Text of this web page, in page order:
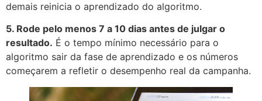
demais reinicia o aprendizado do algoritmo.
5. Rode pelo menos 7 a 10 dias antes de julgar o
resultado. É o tempo mínimo necessário para o
algoritmo sair da fase de aprendizado e os números
começarem a refletir o desempenho real da campanha.